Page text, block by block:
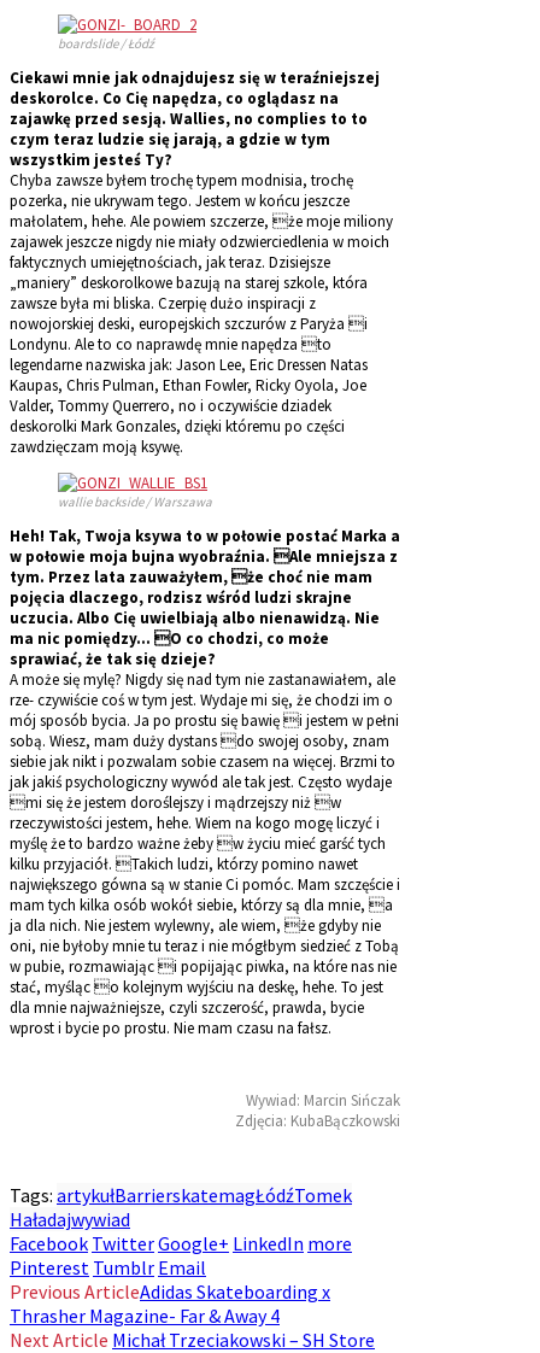
boardslide / Łódź
Ciekawi mnie jak odnajdujesz się w teraźniejszej
deskorolce. Co Cię napędza, co oglądasz na
zajawkę przed sesją. Wallies, no complies to to
czym teraz ludzie się jarają, a gdzie w tym
wszystkim jesteś Ty?
Chyba zawsze byłem trochę typem modnisia, trochę
pozerka, nie ukrywam tego. Jestem w końcu jeszcze
małolatem, hehe. Ale powiem szczerze, że moje miliony
zajawek jeszcze nigdy nie miały odzwierciedlenia w moich
faktycznych umiejętnościach, jak teraz. Dzisiejsze
„maniery” deskorolkowe bazują na starej szkole, która
zawsze była mi bliska. Czerpię dużo inspiracji z
nowojorskiej deski, europejskich szczurów z Paryża i
Londynu. Ale to co naprawdę mnie napędza to
legendarne nazwiska jak: Jason Lee, Eric Dressen Natas
Kaupas, Chris Pulman, Ethan Fowler, Ricky Oyola, Joe
Valder, Tommy Querrero, no i oczywiście dziadek
deskorolki Mark Gonzales, dzięki któremu po części
zawdzięczam moją ksywę.
wallie backside / Warszawa
Heh! Tak, Twoja ksywa to w połowie postać Marka a
w połowie moja bujna wyobraźnia. Ale mniejsza z
tym. Przez lata zauważyłem, że choć nie mam
pojęcia dlaczego, rodzisz wśród ludzi skrajne
uczucia. Albo Cię uwielbiają albo nienawidzą. Nie
ma nic pomiędzy… O co chodzi, co może
sprawiać, że tak się dzieje?
A może się mylę? Nigdy się nad tym nie zastanawiałem, ale
rze- czywiście coś w tym jest. Wydaje mi się, że chodzi im o
mój sposób bycia. Ja po prostu się bawię i jestem w pełni
sobą. Wiesz, mam duży dystans do swojej osoby, znam
siebie jak nikt i pozwalam sobie czasem na więcej. Brzmi to
jak jakiś psychologiczny wywód ale tak jest. Często wydaje
mi się że jestem doroślejszy i mądrzejszy niż w
rzeczywistości jestem, hehe. Wiem na kogo mogę liczyć i
myślę że to bardzo ważne żeby w życiu mieć garść tych
kilku przyjaciół. Takich ludzi, którzy pomino nawet
największego gówna są w stanie Ci pomóc. Mam szczęście i
mam tych kilka osób wokół siebie, którzy są dla mnie, a
ja dla nich. Nie jestem wylewny, ale wiem, że gdyby nie
oni, nie byłoby mnie tu teraz i nie mógłbym siedzieć z Tobą
w pubie, rozmawiając i popijając piwka, na które nas nie
stać, myśląc o kolejnym wyjściu na deskę, hehe. To jest
dla mnie najważniejsze, czyli szczerość, prawda, bycie
wprost i bycie po prostu. Nie mam czasu na fałsz.
Wywiad: Marcin Sińczak
Zdjęcia: KubaBączkowski
Tags: artykułBarrierskatemagŁódźTomek
Haładajwywiad
Facebook TwitterGoogle+ LinkedIn more
Pinterest Tumblr Email
Previous ArticleAdidas Skateboarding x
Thrasher Magazine- Far & Away 4
Next Article Michał Trzeciakowski – SH Store